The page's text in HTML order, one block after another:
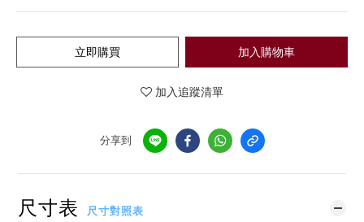
加入購物車
立即購買
加入追蹤清單
分享到
尺寸表 尺寸對照表